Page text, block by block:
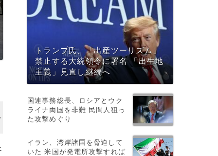
トランプ氏、「出産ツーリズム」
禁止する大統領令に署名 「出生地
主義」見直し継続へ
国連事務総長、ロシアとウク
ライナ両国を非難 民間人狙っ
た攻撃めぐり
イラン、湾岸諸国を脅迫して
いた 米国が発電所攻撃すれば